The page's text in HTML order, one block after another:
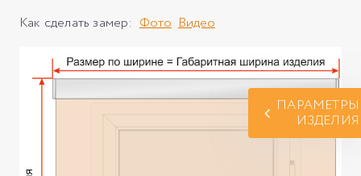
Как сделать замер: Фото Видео
ПАРАМЕТРЫ
ИЗДЕЛИЯ